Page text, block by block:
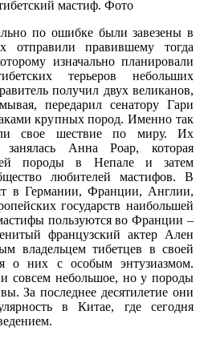
по ошибке были завезены в
правившему тогда
изначально планировали
терьеров небольших
получил двух великанов,
передарил сенатору Гари
крупных пород. Именно так
свое шествие по миру. Их
Анна Роар, которая
породы в Непале и затем
любителей мастифов. В
в Германии, Франции, Англии,
государств наибольшей
пользуются во Франции –
французский актер Ален
владельцем тибетцев в своей
о них с особым энтузиазмом.
совсем небольшое, но у породы
За последнее десятилетие они
в Китае, где сегодня